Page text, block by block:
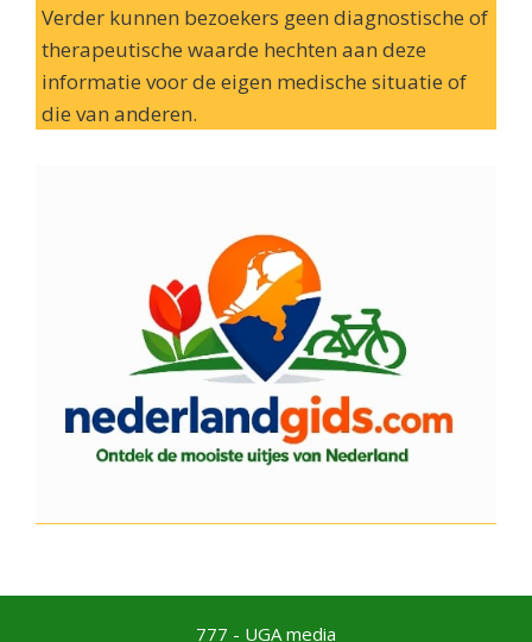
Verder kunnen bezoekers geen diagnostische of
therapeutische waarde hechten aan deze
informatie voor de eigen medische situatie of
die van anderen.
777 - UGA media